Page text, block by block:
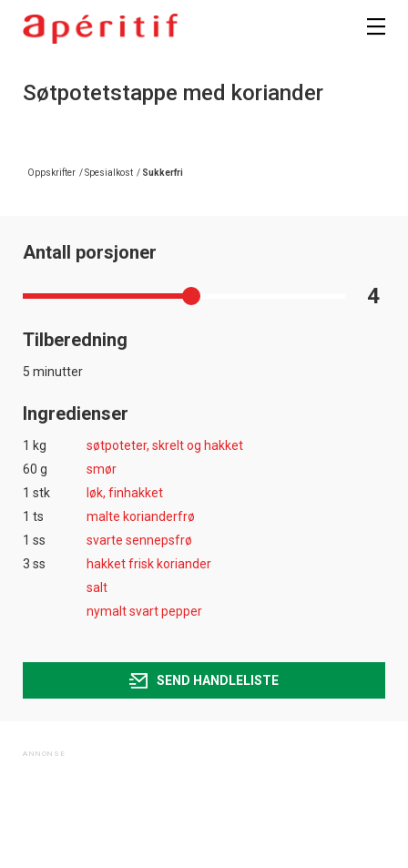
Søtpotetstappe med koriander
Oppskrifter /Spesialkost / Sukkerfri
Antall porsjoner
4
Tilberedning
5 minutter
Ingredienser
1 kg
søtpoteter, skrelt og hakket
60 g
smør
1 stk
løk, finhakket
1 ts
malte korianderfrø
1 ss
svarte sennepsfrø
3 ss
hakket frisk koriander
salt
nymalt svart pepper
SEND HANDLELISTE